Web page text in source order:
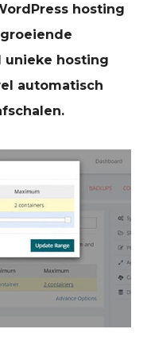
hosting
unieke hosting
automatisch